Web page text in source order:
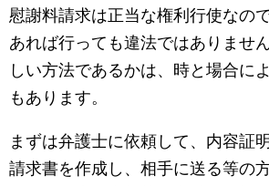
慰謝料請求は正当な権利行使なの
あれば行っても違法ではありませ
しい方法であるかは、時と場合に
もあります。
まずは弁護士に依頼して、内容証
請求書を作成し、相手に送る等の